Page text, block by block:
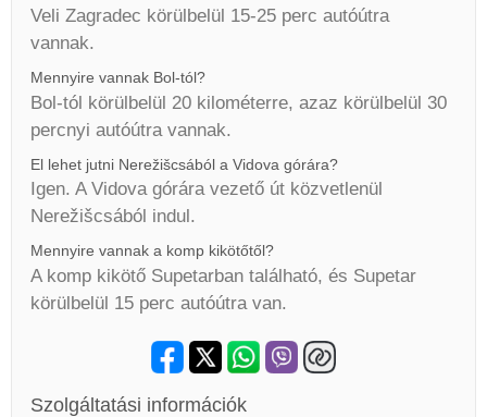
Veli Zagradec körülbelül 15-25 perc autóútra
vannak.
Mennyire vannak Bol-tól?
Bol-tól körülbelül 20 kilométerre, azaz körülbelül 30
percnyi autóútra vannak.
El lehet jutni Nerežišcsából a Vidova górára?
Igen. A Vidova górára vezető út közvetlenül
Nerežišcsából indul.
Mennyire vannak a komp kikötőtől?
A komp kikötő Supetarban található, és Supetar
körülbelül 15 perc autóútra van.
Szolgáltatási információk